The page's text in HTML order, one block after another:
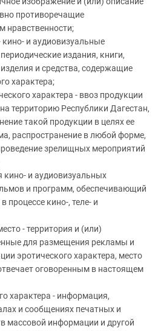
противоречащие
и аудиовизуальные
издания, книги,
и средства, содержащие
характера;
характера - ввоз продукции
территорию Республики Дагестан,
такой продукции в целях ее
распространение в любой форме,
зрелищных мероприятий
кино- и аудиовизуальных
и программ, обеспечивающий
процессе кино-, теле- и
- территория и (или)
для размещения рекламы и
эротического характера, место
оговоренным в настоящем
характера - информация,
и сообщениях печатных и
массовой информации и другой